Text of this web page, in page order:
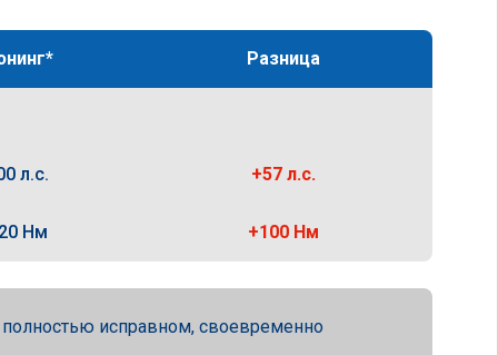
Разница
л.с. +57 л.с.
Нм +100 Нм
полностью исправном, своевременно